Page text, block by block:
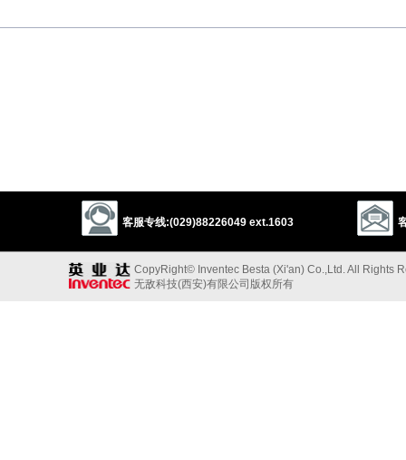
客服专线:(029)88226049 ext.1603
CopyRight© Inventec Besta (Xi'an) Co.,Ltd. All Rights
无敌科技(西安)有限公司版权所有